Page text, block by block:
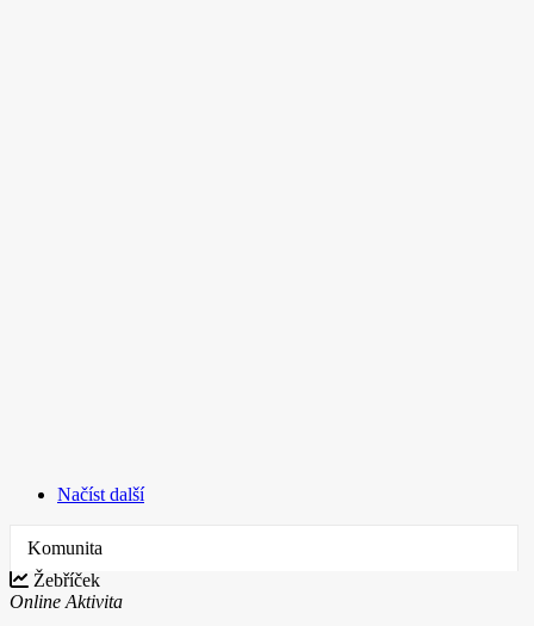
Načíst další
Komunita
Žebříček
Online Aktivita